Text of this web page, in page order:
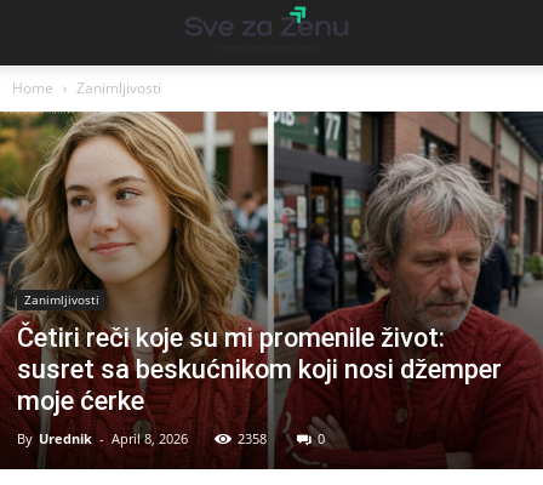
Home Zanimljivosti
Zanimljivosti
Četiri reči koje su mi promenile život:
susret sa beskućnikom koji nosi džemper
moje ćerke
By Urednik - April 8, 2026 2358 0